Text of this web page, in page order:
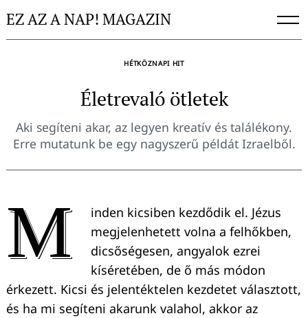
toEZ AZ A NAP! MAGAZIN
HÉTKÖZNAPI HIT
Életrevaló ötletek
Aki segíteni akar, az legyen kreatív és találékony.
Erre mutatunk be egy nagyszerű példát Izraelből.
M
inden kicsiben kezdődik el. Jézus
megjelenhetett volna a felhőkben,
dicsőségesen, angyalok ezrei
kíséretében, de ő más módon
érkezett. Kicsi és jelentéktelen kezdetet választott,
és ha mi segíteni akarunk valahol, akkor az